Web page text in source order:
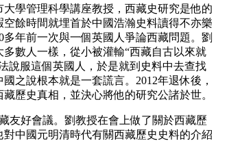
學管理科學講座教授，西藏史研究是他的
餘時間就埋首於中國浩瀚史料讀得不亦樂
年前一次與一個英國人爭論西藏問題。劉
數人一樣，從小被灌輸“西藏自古以來就
說服這個英國人，於是就到史料中去查找
之說根本就是一套謊言。2012年退休後，
歷史真相，並決心將他的研究公諸於世。
友好會議。劉教授在會上做了關於西藏歷
中國元明清時代有關西藏歷史史料的介紹